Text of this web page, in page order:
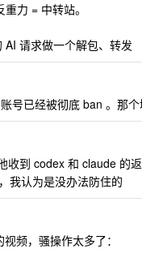
力 = 中转站。
请求做一个解包、转发
号已经被彻底 ban 。那个
收到 codex 和 claude 的
我认为是没办法防住的
频，骚操作太多了：